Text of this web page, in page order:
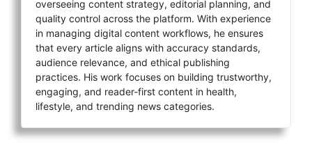
overseeing content strategy, editorial planning, and
quality control across the platform. With experience
in managing digital content workflows, he ensures
that every article aligns with accuracy standards,
audience relevance, and ethical publishing
practices. His work focuses on building trustworthy,
engaging, and reader-first content in health,
lifestyle, and trending news categories.